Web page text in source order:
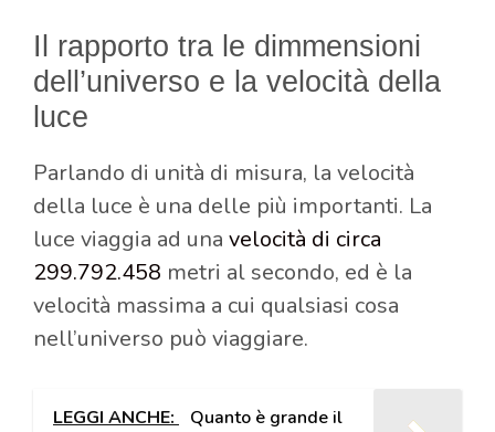
Il rapporto tra le dimmensioni
dell’universo e la velocità della
luce
Parlando di unità di misura, la velocità
della luce è una delle più importanti. La
luce viaggia ad una velocità di circa
299.792.458 metri al secondo, ed è la
velocità massima a cui qualsiasi cosa
nell’universo può viaggiare.
LEGGI ANCHE: Quanto è grande il